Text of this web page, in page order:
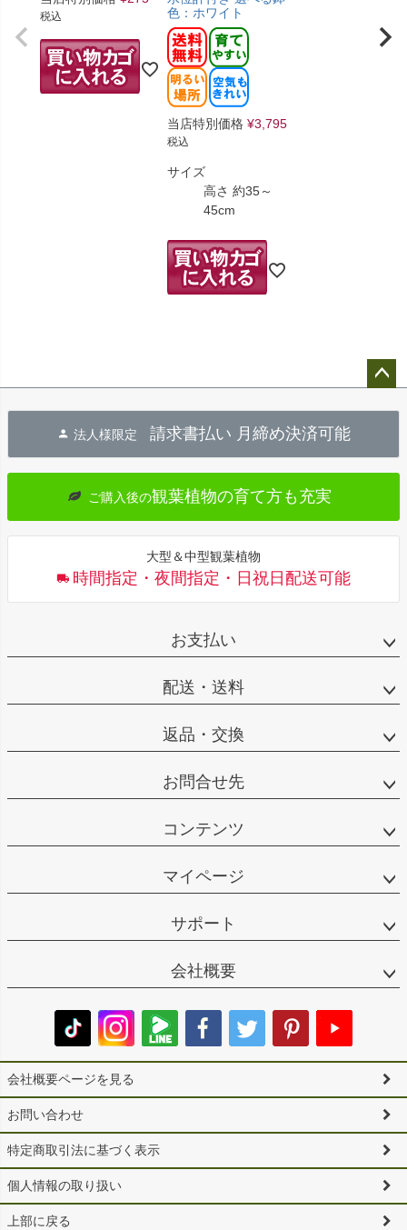
税込
色：ホワイト
当店特別価格 ¥3,795
税込
サイズ
高さ 約35～
45cm
へ
法人様限定 請求書払い 月締め決済可能
ご購入後の観葉植物の育て方も充実
大型＆中型観葉植物
時間指定・夜間指定・日祝日配送可能
お支払い
配送・送料
返品・交換
お問合せ先
コンテンツ
マイページ
サポート
会社概要
会社概要ページを見る
お問い合わせ
特定商取引法に基づく表示
個人情報の取り扱い
上部に戻る